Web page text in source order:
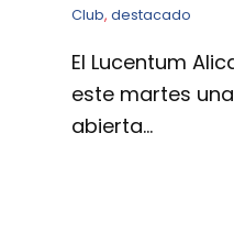
Club, destacado
El Lucentum
este martes
abierta…